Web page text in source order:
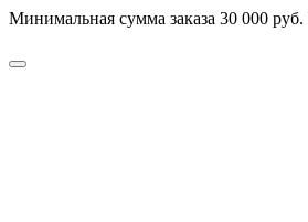
Минимальная сумма заказа 30 000